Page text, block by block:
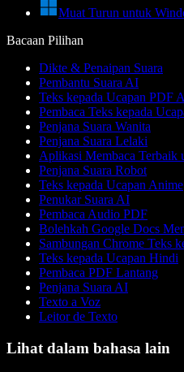
Muat Turun untuk
Bacaan Pilihan
Dikte & Penaipan Suara
Pembantu Suara AI
Teks kepada Ucapan PDF
Pembaca Teks kepada
Penjana Suara Wanita
Penjana Suara Lelaki
Aplikasi Membaca Terbaik
Penjana Suara Robot
Teks kepada Ucapan Anime
Penukar Suara AI
Pembaca Audio PDF
Bolehkah Google Docs
Sambungan Chrome Teks
Teks kepada Ucapan Hindi
Pembaca PDF Lantang
Penjana Suara AI
Texto a Voz
Leitor de Texto
Lihat dalam bahasa lain